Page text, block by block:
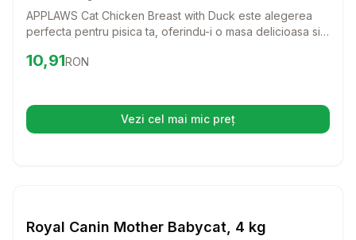
APPLAWS Cat Chicken Breast with Duck este alegerea
perfecta pentru pisica ta, oferindu-i o masa delicioasa si
hrana umeda va satisface chiar si cele mai pretentioase
Preț:10.91
10,91RON
Vezi cel mai mic preț(se deschide într-o filă nouă)
Royal Canin Mother Babycat, 4 kg